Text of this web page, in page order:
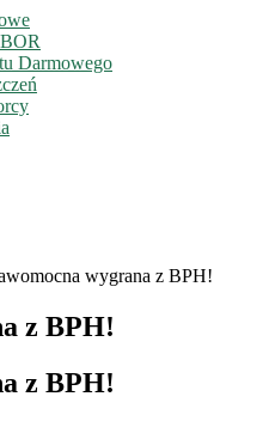
Darmowego
wygrana z BPH!
z BPH!
z BPH!